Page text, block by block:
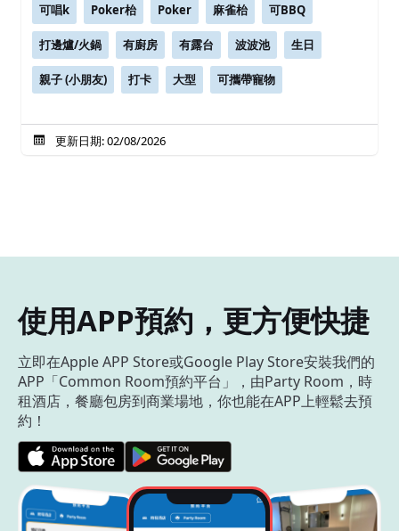
可唱k Poker枱 Poker 麻雀枱 可BBQ
打邊爐/火鍋 有廚房 有露台 波波池 生日
親子 (小朋友) 打卡 大型 可攜帶寵物
更新日期: 02/08/2026
使用APP預約，更方便快捷
立即在Apple APP Store或Google Play Store安裝我們的
APP「Common Room預約平台」，由Party Room，時
租酒店，餐廳包房到商業場地，你也能在APP上輕鬆去預
約！